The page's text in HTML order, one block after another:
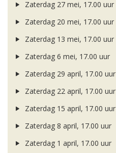
Zaterdag 27 mei, 17.00 uur
Zaterdag 20 mei, 17.00 uur
Zaterdag 13 mei, 17.00 uur
Zaterdag 6 mei, 17.00 uur
Zaterdag 29 april, 17.00 uur
Zaterdag 22 april, 17.00 uur
Zaterdag 15 april, 17.00 uur
Zaterdag 8 april, 17.00 uur
Zaterdag 1 april, 17.00 uur